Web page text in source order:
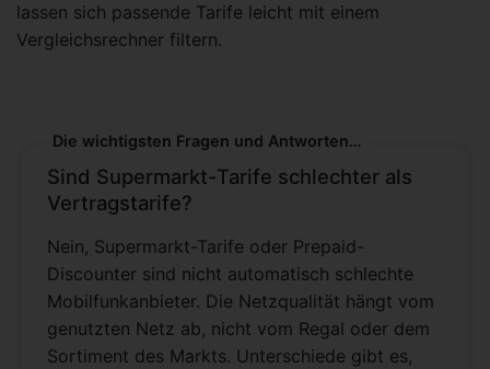
lassen sich passende Tarife leicht mit einem
Vergleichsrechner filtern.
Die wichtigsten Fragen und Antworten zu Supermarkt-Tarifen
Sind Supermarkt-Tarife schlechter als
Vertragstarife?
Nein, Supermarkt-Tarife oder Prepaid-
Discounter sind nicht automatisch schlechte
Mobilfunkanbieter. Die Netzqualität hängt vom
genutzten Netz ab, nicht vom Regal oder dem
Sortiment des Markts. Unterschiede gibt es,